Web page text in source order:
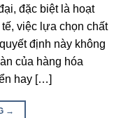
đặc biệt là hoạt
việc lựa chọn chất
định này không
của hàng hóa
hay […]
→